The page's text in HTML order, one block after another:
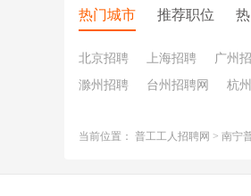
热门城市 推荐职位
北京招聘 上海招聘 广州
滁州招聘
台州招聘网 杭
当前位置： 普工工人招聘网 > 南宁